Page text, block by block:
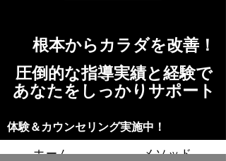
​根本からカラダを改善！​​
​​圧倒的な指導実績と経験で
​あなたをしっかりサポート
​​​体験＆カウンセリング実施中！
ホーム メソッド